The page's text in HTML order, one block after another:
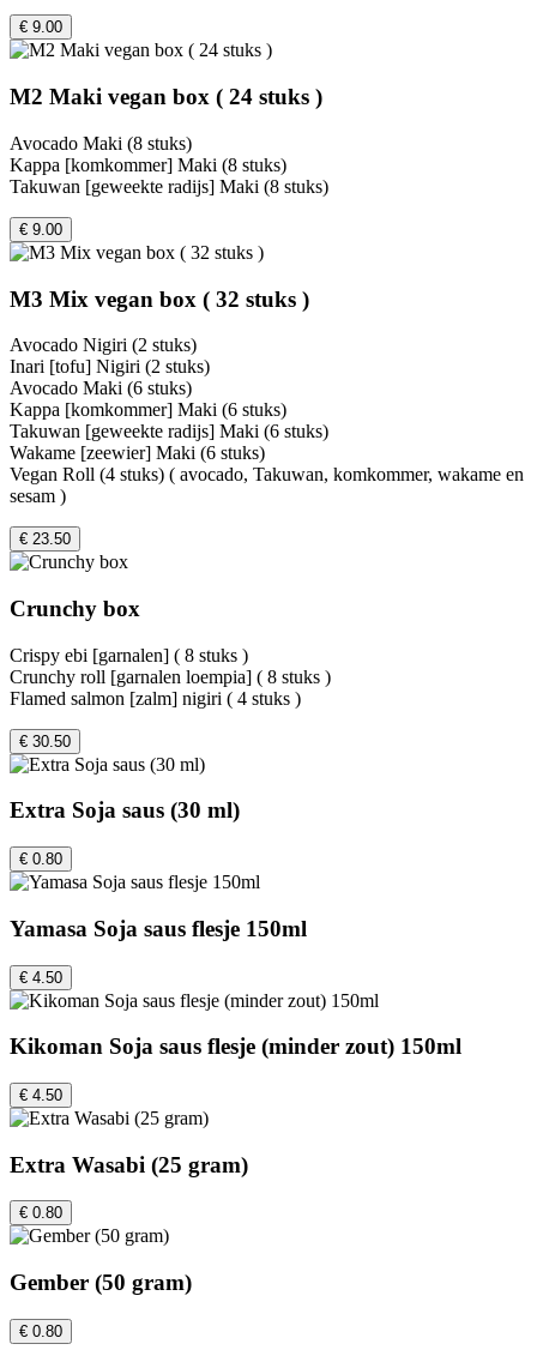
€ 9.00
M2 Maki vegan box ( 24 stuks )
Avocado Maki (8 stuks)
Kappa [komkommer] Maki (8 stuks)
Takuwan [geweekte radijs] Maki (8 stuks)
€ 9.00
M3 Mix vegan box ( 32 stuks )
Avocado Nigiri (2 stuks)
Inari [tofu] Nigiri (2 stuks)
Avocado Maki (6 stuks)
Kappa [komkommer] Maki (6 stuks)
Takuwan [geweekte radijs] Maki (6 stuks)
Wakame [zeewier] Maki (6 stuks)
Vegan Roll (4 stuks) ( avocado, Takuwan, komkommer, wakame en
sesam )
€ 23.50
Crunchy box
Crispy ebi [garnalen] ( 8 stuks )
Crunchy roll [garnalen loempia] ( 8 stuks )
Flamed salmon [zalm] nigiri ( 4 stuks )
€ 30.50
Extra Soja saus (30 ml)
€ 0.80
Yamasa Soja saus flesje 150ml
€ 4.50
Kikoman Soja saus flesje (minder zout) 150ml
€ 4.50
Extra Wasabi (25 gram)
€ 0.80
Gember (50 gram)
€ 0.80